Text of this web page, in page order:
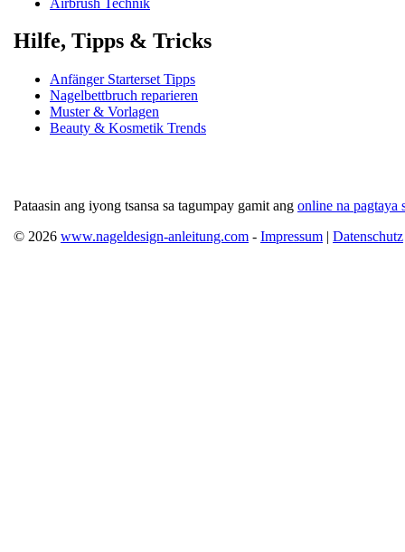
Hilfe, Tipps & Tricks
Anfänger Starterset Tipps
Nagelbettbruch reparieren
Muster & Vorlagen
Beauty & Kosmetik Trends
Pataasin ang iyong tsansa sa tagumpay gamit ang online na pagtaya
© 2026 www.nageldesign-anleitung.com - Impressum | Datenschutz